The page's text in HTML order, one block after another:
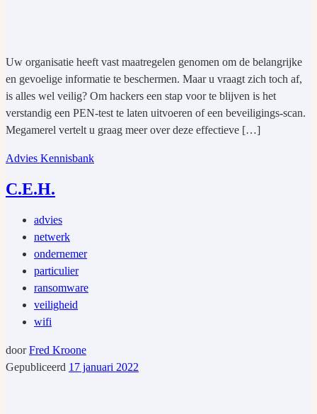
Uw organisatie heeft vast maatregelen genomen om de belangrijke
en gevoelige informatie te beschermen. Maar u vraagt zich toch af,
is alles wel veilig? Om hackers een stap voor te blijven is het
verstandig een PEN-test te laten uitvoeren of een beveiligings-scan.
Megamerel vertelt u graag meer over deze effectieve […]
Advies Kennisbank
C.E.H.
advies
netwerk
ondernemer
particulier
ransomware
veiligheid
wifi
doorFred Kroone
Gepubliceerd 17 januari 2022